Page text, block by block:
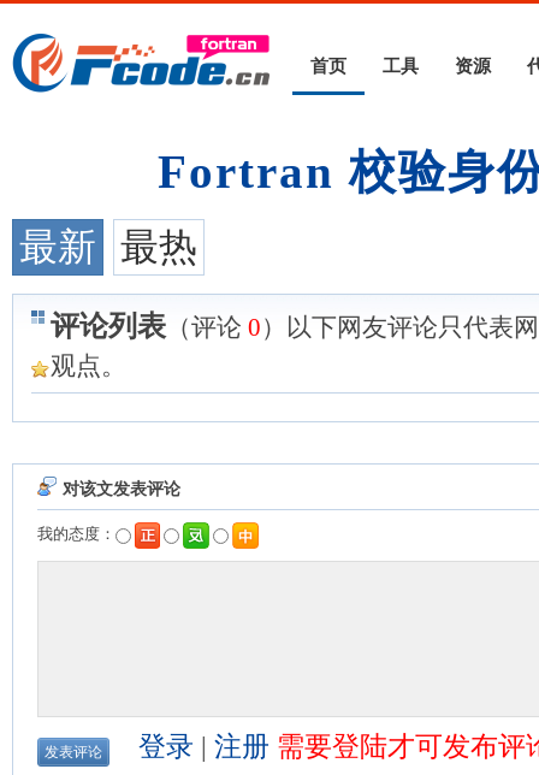
首页 工具 资源
Fortran 校验身
最新 最热
评论列表 （评论 0）以下网友评论只代表
观点。
对该文发表评论
我的态度：
登录 | 注册 需要登陆才可发布评